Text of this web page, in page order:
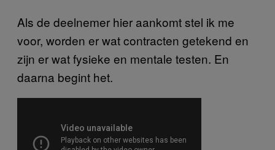
Als de deelnemer hier aankomt stel ik me
voor, worden er wat contracten getekend en
zijn er wat fysieke en mentale testen. En
daarna begint het.